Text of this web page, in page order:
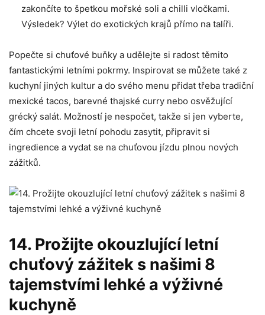
zakončíte​ to špetkou mořské soli a chilli vločkami.
Výsledek? Výlet do exotických krajů přímo na talíři.
Popečte si chuťové buňky a udělejte si radost těmito
fantastickými letními pokrmy. ‍Inspirovat se můžete také z
kuchyní ‍jiných kultur a do svého menu přidat třeba tradiční
mexické tacos, barevné thajské curry nebo osvěžující
grécký ⁢salát. Možností je nespočet, takže si jen vyberte,
čím chcete svoji letní pohodu zasytit, připravit si
ingredience a vydat se na ‌chuťovou jízdu⁤ plnou nových
zážitků.
14. Prožijte okouzlující letní
chuťový zážitek ​s​ našimi 8
tajemstvími lehké a výživné
kuchyně